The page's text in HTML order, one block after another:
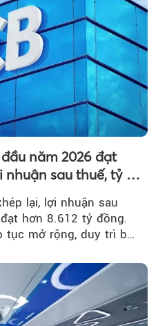
năm 2026 đạt
sau thuế, tỷ lệ
lại, lợi nhuận sau
hơn 8.612 tỷ đồng.
tục mở rộng, duy trì bộ